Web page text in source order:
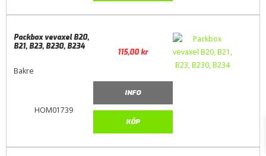
HOM01739
Packbox vevaxel B20,
B21, B23, B230, B234
Bakre
115,00kr
INFO
KÖP